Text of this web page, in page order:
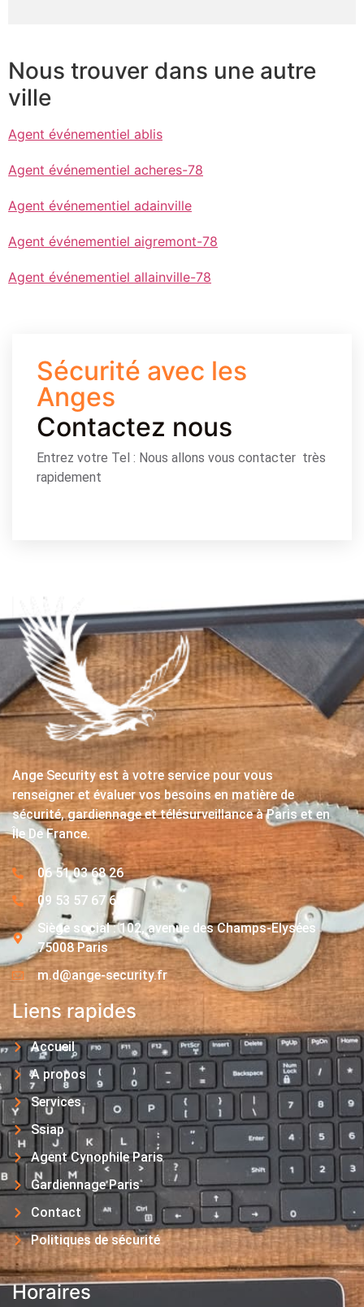
Nous trouver dans une autre
ville
Agent événementiel ablis
Agent événementiel acheres-78
Agent événementiel adainville
Agent événementiel aigremont-78
Agent événementiel allainville-78
Sécurité avec les
Anges
Contactez nous
Entrez votre Tel : Nous allons vous contacter très
rapidement
Ange Security est à votre service pour vous
renseigner et évaluer vos besoins en matière de
sécurité, gardiennage et télésurveillance à Paris et en
Île De France.
06 51 03 68 26
09 53 57 67 63
Siège social : 102, avenue des Champs-Elysées
75008 Paris
m.d@ange-security.fr
Liens rapides
Accueil
A propos
Services
Ssiap
Agent Cynophile Paris
Gardiennage Paris
Contact
Politiques de sécurité
Horaires